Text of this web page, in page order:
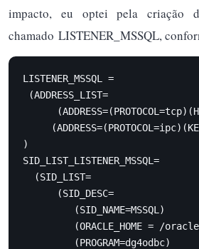
impacto, eu optei pela criação
chamado LISTENER_MSSQL,
LISTENER_MSSQL =
(ADDRESS_LIST=
)
SID_LIST_LISTENER_MSSQL=
  (SID_LIST=
      (SID_DESC=
         (SID_NAME=MSSQL)
(ORACLE_HOME = /
         (PROGRAM=dg4odbc)